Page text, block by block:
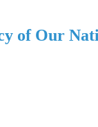
of Our